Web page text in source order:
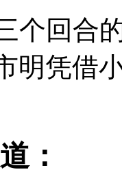
个回合
明凭借
：